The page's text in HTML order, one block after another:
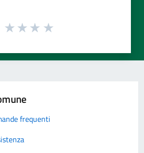
frequenti